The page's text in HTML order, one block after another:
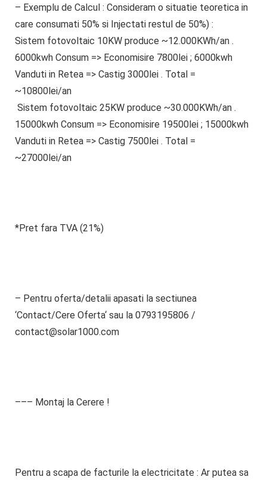
– Exemplu de Calcul : Consideram o situatie teoretica in
care consumati 50% si Injectati restul de 50%) :
Sistem fotovoltaic 10KWproduce ~12.000KWh/an.
6000kwh Consum=> Economisire 7800lei; 6000kwh
Vandutiin Retea => Castig 3000lei. Total =
~10800lei/an
Sistem fotovoltaic 25KWproduce ~30.000KWh/an.
15000kwh Consum => Economisire 19500lei ; 15000kwh
Vanduti in Retea => Castig 7500lei . Total =
~27000lei/an
*Pret fara TVA (21%)
– Pentru oferta/detaliiapasati la sectiunea
‘Contact/Cere Oferta‘ sau la 0793195806 /
contact@solar1000.com
––– Montaj la Cerere !
Pentru a scapa de facturile la electricitate : Ar putea sa